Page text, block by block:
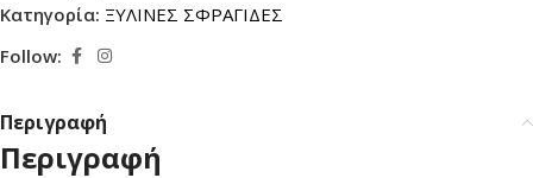
Κατηγορία: ΞΥΛΙΝΕΣ ΣΦΡΑΓΙΔΕΣ
Follow:
Περιγραφή
Περιγραφή